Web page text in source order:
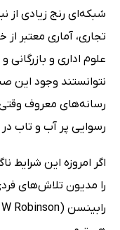
شبکه‌ای رنج زیادی از
تجاری، آماری معتبر
علوم اداری و بازرگانی
نتوانستند وجود این
رسوایی پر آب و تاب
اگر امروزه این شرایط